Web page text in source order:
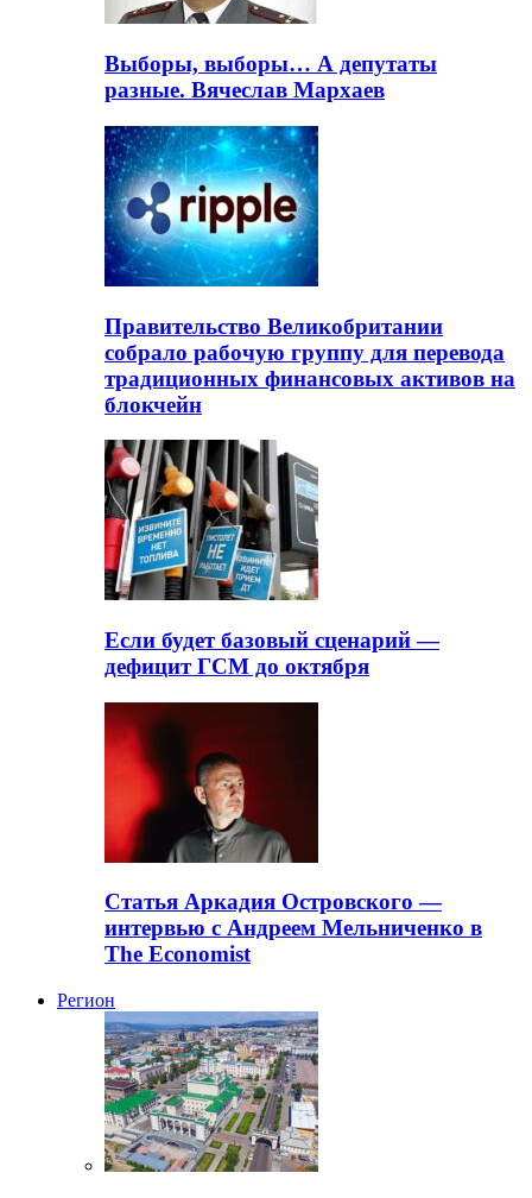
Выборы, выборы… А депутаты
разные. Вячеслав Мархаев
Правительство Великобритании
собрало рабочую группу для перевода
традиционных финансовых активов на
блокчейн
Если будет базовый сценарий —
дефицит ГСМ до октября
Статья Аркадия Островского —
интервью с Андреем Мельниченко в
The Economist
Регион